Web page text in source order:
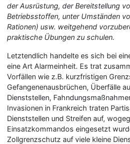
der Ausrüstung, der Bereitstellung
Betriebsstoffen, unter Umständen
Rationen) usw. weitgehend
praktische Übungen zu schulen.
Letztendlich handelte es sich bei
eine Art Alarmeinheit. Es trat
Vorfällen wie z.B. kurzfristigen
Gefangenenausbrüchen, Überfälle
Dienststellen,
Invasionen in Frankreich traten
Dienststellen und Streifen auf,
Einsatzkommandos eingesetzt
Zollgrenzschutz auf viele kleine